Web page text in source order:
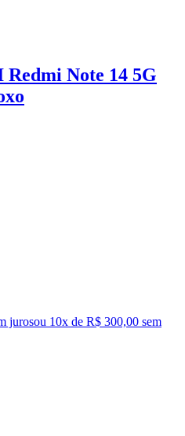
Note 14 5G
jurosou 10x de R$ 300,00 sem